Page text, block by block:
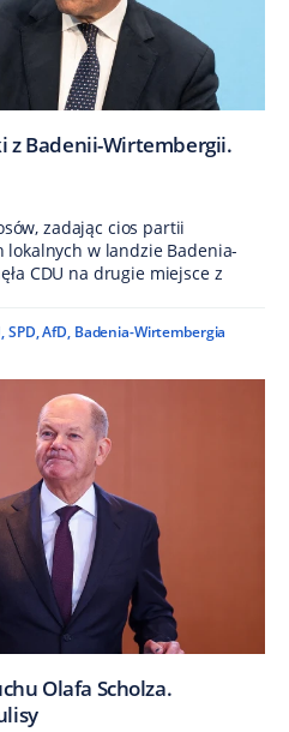
z Badenii-Wirtembergii.
zadając cios partii
w landzie Badenia-
CDU na drugie miejsce z
,SPD,AfD, Badenia-Wirtembergia
Olafa Scholza.